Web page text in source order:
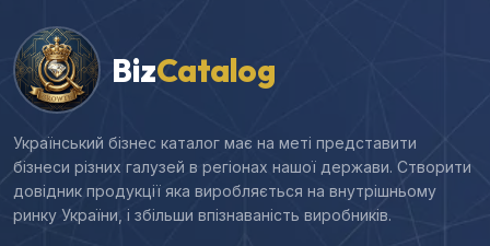
BizCatalog
Український бізнес каталог має на меті представити
бізнеси різних галузей в регіонах нашої держави. Створити
довідник продукції яка виробляється на внутрішньому
ринку України, і збільши впізнаваність виробників.